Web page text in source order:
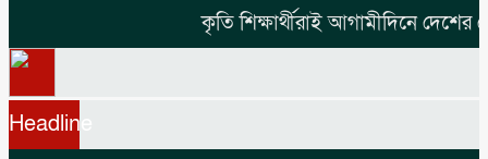
কৃতি শিক্ষার্থীরাই আগামীদিনে দেশের
Headline